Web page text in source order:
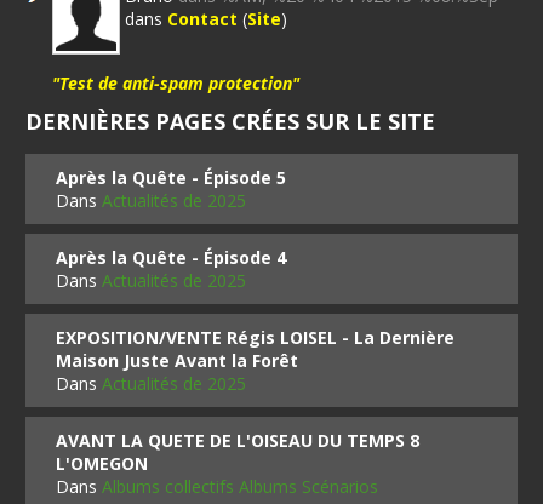
dans Contact (Site)
"Test de anti-spam protection"
DERNIÈRES PAGES CRÉES SUR LE SITE
Après la Quête - Épisode 5
DansActualités de 2025
Après la Quête - Épisode 4
DansActualités de 2025
EXPOSITION/VENTE Régis LOISEL - La Dernière
Maison Juste Avant la Forêt
DansActualités de 2025
AVANT LA QUETE DE L'OISEAU DU TEMPS 8
L'OMEGON
DansAlbums collectifs Albums Scénarios